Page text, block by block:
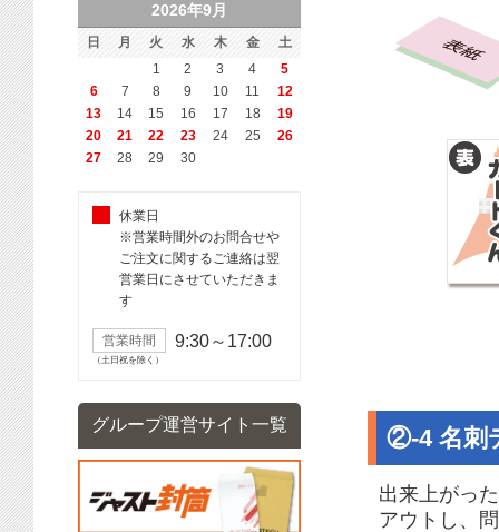
②-4 名刺
出来上がった
アウトし、
2026年9月
日 月 火 水 木 金
土
1
2 3 4
5
6
7 8 9 10 11
12
13
14 15 16 17 18
19
20
21 22 23 24 25
26
27
28 29 30
休業日
※営業時間外のお問合せや
ご注文に関するご連絡は翌
営業日にさせていただきま
す
営業時間 9:30～17:00
（土日祝を除く）
グループ運営サイト一覧